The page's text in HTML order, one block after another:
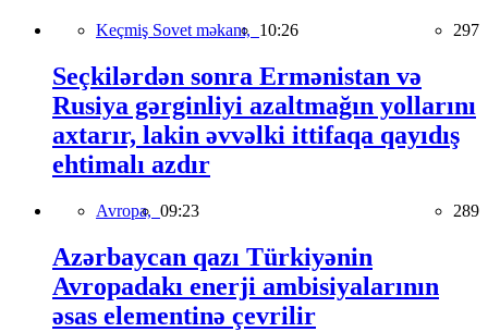
Keçmiş Sovet məkanı, 10:26 297
Seçkilərdən sonra Ermənistan və
Rusiya gərginliyi azaltmağın yollarını
axtarır, lakin əvvəlki ittifaqa qayıdış
ehtimalı azdır
Avropa, 09:23 289
Azərbaycan qazı Türkiyənin
Avropadakı enerji ambisiyalarının
əsas elementinə çevrilir